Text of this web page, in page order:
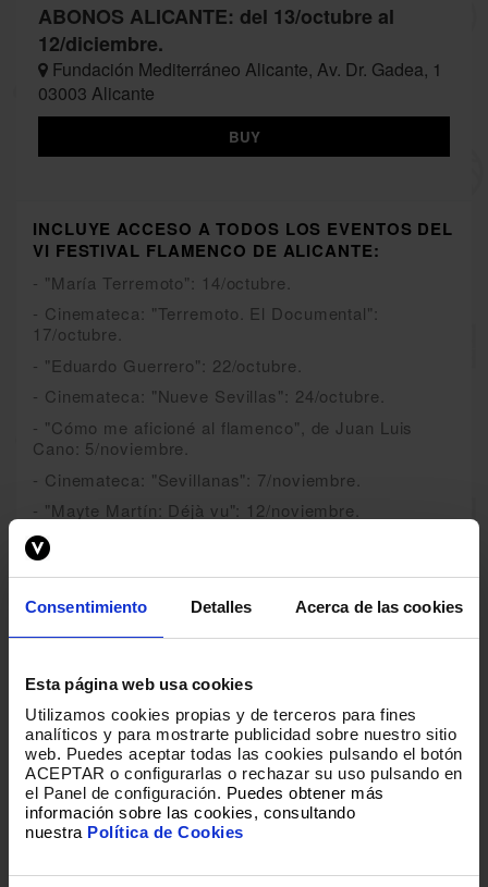
Consentimiento Detalles Acerca de las cookies
Esta página web usa cookies
Utilizamos cookies propias y de terceros para fines
analíticos y para mostrarte publicidad sobre nuestro sitio
web. Puedes aceptar todas las cookies pulsando el botón
ACEPTAR o configurarlas o rechazar su uso pulsando en
el Panel de configuración. Puedes obtener más
información sobre las cookies, consultando
nuestra Política de Cookies
ABONOS ALICANTE: del 13/octubre al
12/diciembre.
Fundación Mediterráneo Alicante, Av. Dr. Gadea, 1
03003 Alicante
BUY
INCLUYE ACCESO A TODOS LOS EVENTOS DEL
VI FESTIVAL FLAMENCO DE ALICANTE:
- "María Terremoto": 14/octubre.
- Cinemateca: "Terremoto. El Documental":
17/octubre.
- "Eduardo Guerrero": 22/octubre.
- Cinemateca: "Nueve Sevillas": 24/octubre.
- "Cómo me aficioné al flamenco", de Juan Luis
Cano: 5/noviembre.
- Cinemateca: "Sevillanas": 7/noviembre.
- "Mayte Martín: Déjà vu": 12/noviembre.
- Cinemateca: "Algo Salvaje. La Historia de
Bambino": 14/noviembre.
21/noviembre.
- "Patricio Guerrero": 25/noviembre.
- Cinemateca: "Fosforito. Una Historia de
Flamenco": 28/noviembre.
- Cinemateca: "Flamenco": 12/diciembre.